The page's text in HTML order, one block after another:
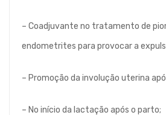
– Coadjuvante no tratamento de
endometrites para provocar a
– Promoção da involução uterina
– No início da lactação após o parto;